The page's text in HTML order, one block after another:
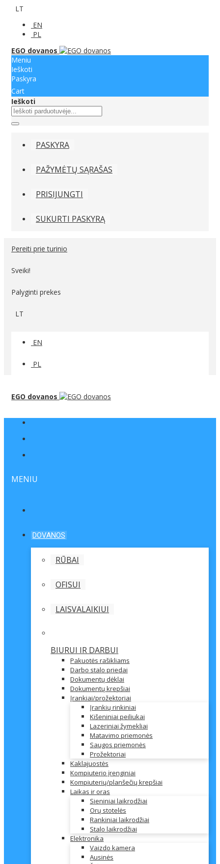
LT
EN
PL
EGO dovanos
Meniu
Ieškoti
Paskyra
Cart
Ieškoti
PASKYRA
PAŽYMĖTŲ SĄRAŠAS
PRISIJUNGTI
SUKURTI PASKYRĄ
Pereiti prie turinio
Sveiki!
Palyginti prekes
LT
EN
PL
EGO dovanos
MENIU
DOVANOS
RŪBAI
OFISUI
LAISVALAIKIUI
BIURUI IR DARBUI
Pakuotės rašikliams
Darbo stalo priedai
Dokumentų dėklai
Dokumentų krepšiai
Įrankiai/prožektoriai
Įrankių rinkiniai
Kišeniniai peiliukai
Lazeriniai žymekliai
Matavimo priemonės
Saugos priemonės
Prožektoriai
Kaklajuostės
Kompiuterio įrenginiai
Kompiuterių/planšečių krepšiai
Laikas ir oras
Sieniniai laikrodžiai
Orų stotelės
Rankiniai laikrodžiai
Stalo laikrodžiai
Elektronika
Vaizdo kamera
Ausinės